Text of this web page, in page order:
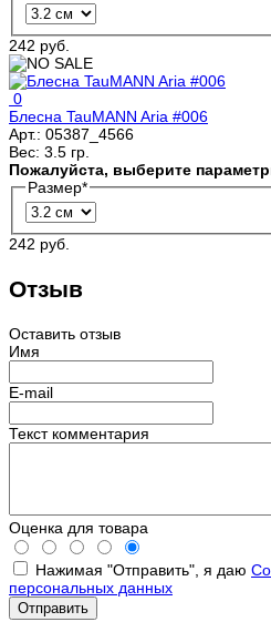
242 руб.
0
Блесна TauMANN Aria #006
Арт.: 05387_4566
Вес: 3.5 гр.
Пожалуйста, выберите
Размер*
242 руб.
Отзыв
Оставить отзыв
Имя
E-mail
Текст комментария
Оценка для товара
Нажимая "Отправить", я даю
персональных данных